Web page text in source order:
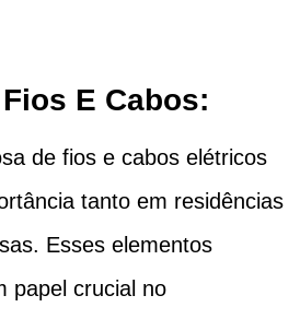
E Cabos:
de fios e cabos elétricos
tanto em residências
Esses elementos
papel crucial no